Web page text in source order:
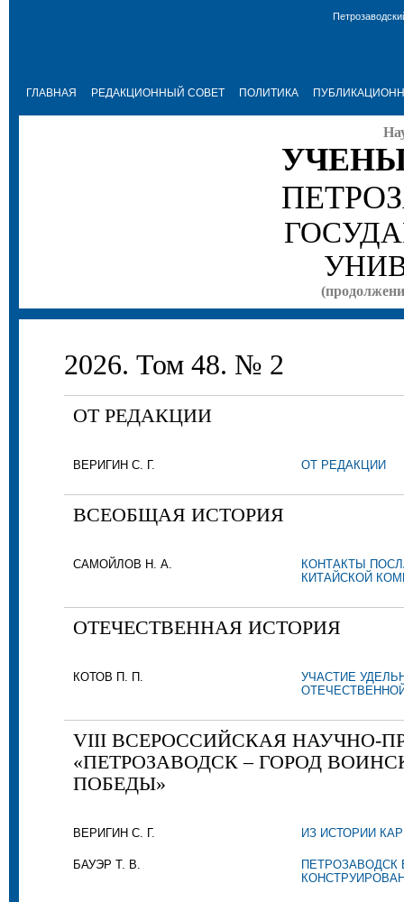
ГЛАВНАЯ РЕДАКЦИОННЫЙ СОВЕТ ПОЛИТИКА
2026. Том 48. № 2
ОТ РЕДАКЦИИ
ВЕРИГИН С. Г. ОТ РЕДАКЦИИ
ВСЕОБЩАЯ ИСТОРИЯ
САМОЙЛОВ Н. А.
КОНТАКТЫ
КИТАЙСКОЙ
ОТЕЧЕСТВЕННАЯ ИСТОРИЯ
КОТОВ П. П.
УЧАСТИЕ
VIII ВСЕРОССИЙСКАЯ НАУЧНО-
«ПЕТРОЗАВОДСК – ГОРОД
ПОБЕДЫ»
ВЕРИГИН С. Г. ИЗ ИСТОРИИ
БАУЭР Т. В.
ПЕТРОЗАВОДСК